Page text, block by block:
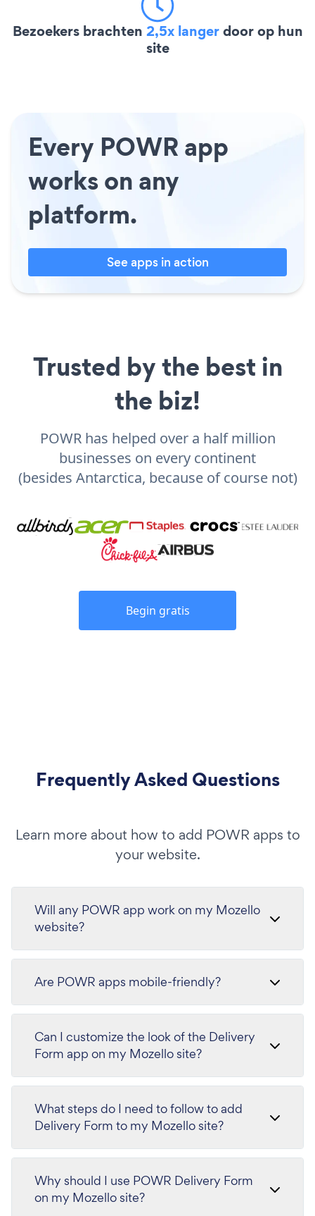
Bezoekers brachten 2,5x langerdoor op hun
site
Every POWR app
works on any
platform.
See apps in action
Trusted by the best in
the biz!
POWR has helped over a half million
businesses on every continent
(besides Antarctica, because of course not)
Begin gratis
Frequently Asked Questions
Learn more about how to add POWR apps to
your website.
Will any POWR app work on my Mozello
website?
Are POWR apps mobile-friendly?
Can I customize the look of the Delivery
Form app on my Mozello site?
What steps do I need to follow to add
Delivery Form to my Mozello site?
Why should I use POWR Delivery Form
on my Mozello site?